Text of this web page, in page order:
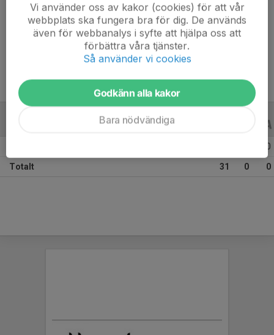
Position
Forward
14 år
ALLA ÅR
0
Totalt 31 0 0
Vi använder oss av kakor (cookies) för att vår
webbplats ska fungera bra för dig. De används
även för webbanalys i syfte att hjälpa oss att
förbättra våra tjänster.
Så använder vi cookies
Godkänn alla kakor
Bara nödvändiga